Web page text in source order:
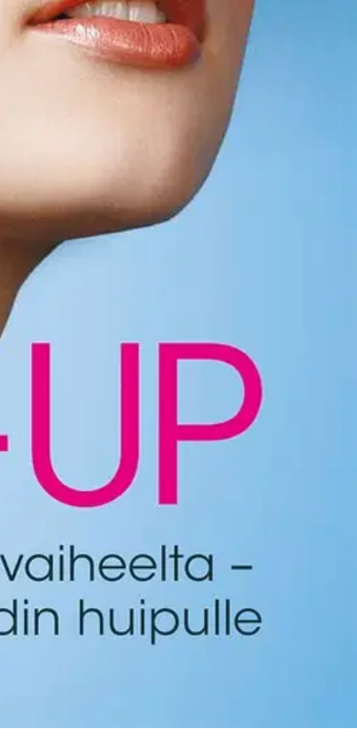
esiin. Yhteensä 50 upeaa tyyliä aina luonnollisesta
Lukuisten sisäpiirin vinkkien, tyylikeinojen ja tekniikoiden avulla
alansa ammattilaisena. Hän työskentelee laajalti
asiakaspiiriinsä lukeutuu useita kansainvälisiä malleja ja